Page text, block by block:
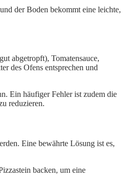
der Boden bekommt eine leichte,
abgetropft), Tomatensauce,
des Ofens entsprechen und
Ein häufiger Fehler ist zudem die
reduzieren.
Eine bewährte Lösung ist es,
backen, um eine